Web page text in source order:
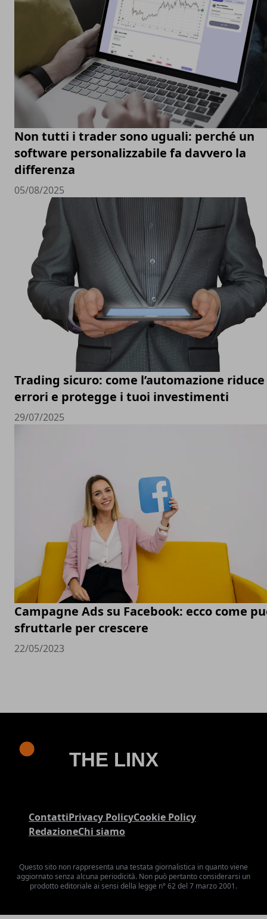
Non tutti i trader sono uguali: perché un
software personalizzabile fa davvero la
differenza
05/08/2025
Trading sicuro: come l’automazione
errori e protegge i tuoi investimenti
29/07/2025
Campagne Ads su Facebook: ecco come
sfruttarle per crescere
22/05/2023
ContattiPrivacy PolicyCookie Policy
RedazioneChi siamo
Questo sito non rappresenta una testata giornalistica in quanto viene
aggiornato senza alcuna periodicità. Non può pertanto considerarsi un
prodotto editoriale ai sensi della legge n° 62 del 7 marzo 2001.